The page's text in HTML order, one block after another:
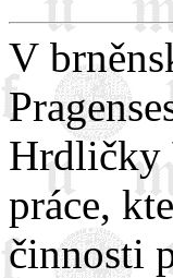
V
Hrdličky
práce,
činnosti